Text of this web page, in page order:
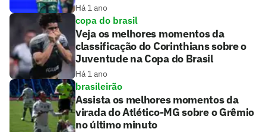
Há 1 ano
copa do brasil
Veja os melhores momentos da
classificação do Corinthians sobre o
Juventude na Copa do Brasil
Há 1 ano
brasileirão
Assista os melhores momentos da
virada do Atlético-MG sobre o Grêmio
no último minuto